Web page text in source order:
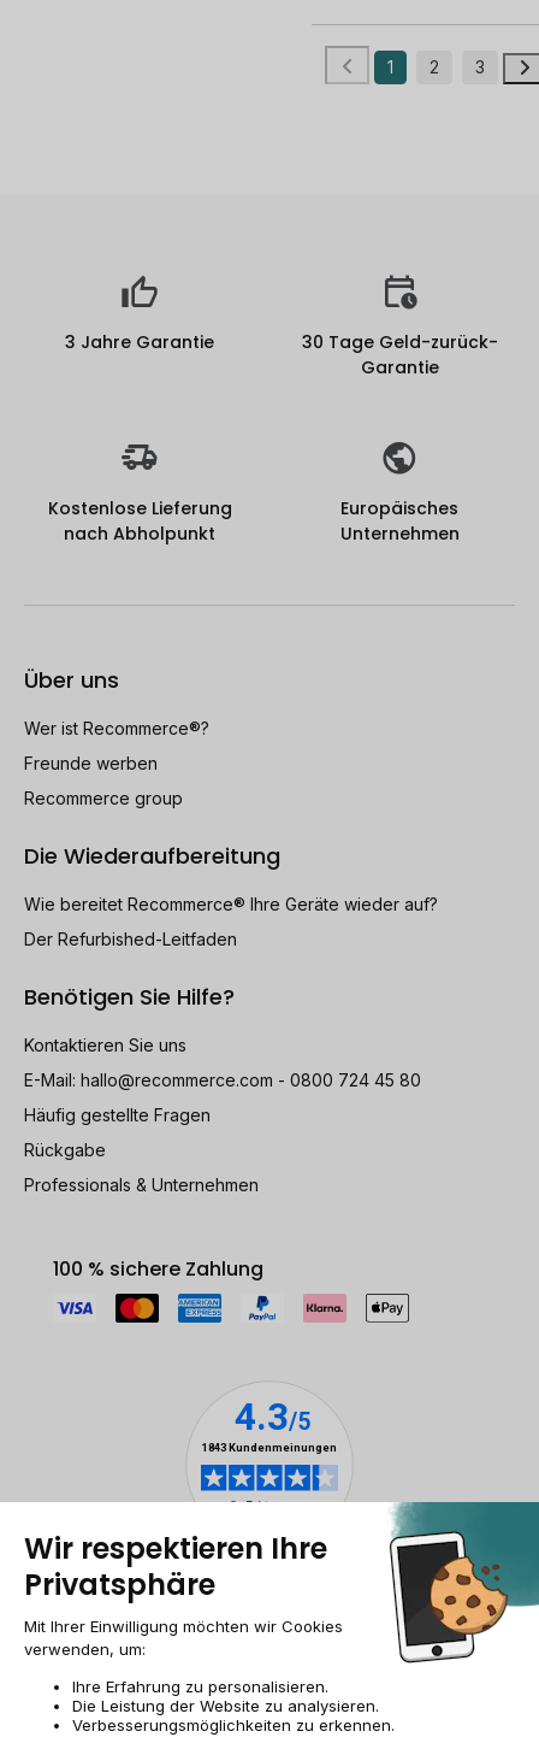
1 2 3
3 Jahre Garantie
30 Tage Geld-zurück-
Garantie
Kostenlose Lieferung
nach Abholpunkt
Europäisches
Unternehmen
Über uns
Wer ist Recommerce®?
Freunde werben
Recommerce group
Die Wiederaufbereitung
Wie bereitet Recommerce® Ihre Geräte wieder auf?
Der Refurbished-Leitfaden
Benötigen Sie Hilfe?
Kontaktieren Sie uns
E-Mail: hallo@recommerce.com - 0800 724 45 80
Häufig gestellte Fragen
Rückgabe
Professionals & Unternehmen
100 % sichere Zahlung
Impressum & ANB Allgemeine GeschäftsbedingungenCookies
Personenbezogener datenBarrierefreiheit